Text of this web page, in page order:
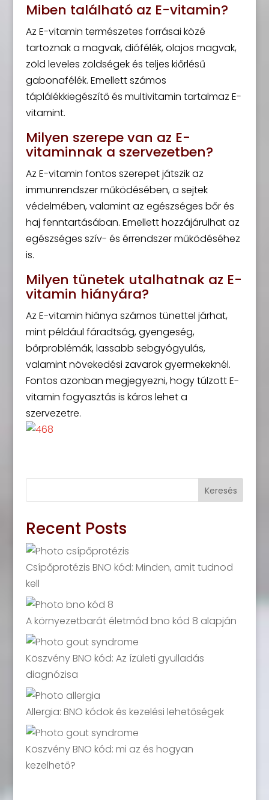
Miben található az E-vitamin?
Az E-vitamin természetes forrásai közé
tartoznak a magvak, diófélék, olajos magvak,
zöld leveles zöldségek és teljes kiőrlésű
gabonafélék. Emellett számos
táplálékkiegészítő és multivitamin tartalmaz E-
vitamint.
Milyen szerepe van az E-
vitaminnak a szervezetben?
Az E-vitamin fontos szerepet játszik az
immunrendszer működésében, a sejtek
védelmében, valamint az egészséges bőr és
haj fenntartásában. Emellett hozzájárulhat az
egészséges szív- és érrendszer működéséhez
is.
Milyen tünetek utalhatnak az E-
vitamin hiányára?
Az E-vitamin hiánya számos tünettel járhat,
mint például fáradtság, gyengeség,
bőrproblémák, lassabb sebgyógyulás,
valamint növekedési zavarok gyermekeknél.
Fontos azonban megjegyezni, hogy túlzott E-
vitamin fogyasztás is káros lehet a
szervezetre.
Keresés
Recent Posts
Csípőprotézis BNO kód: Minden, amit tudnod
kell
A környezetbarát életmód bno kód 8 alapján
Köszvény BNO kód: Az ízületi gyulladás
diagnózisa
Allergia: BNO kódok és kezelési lehetőségek
Köszvény BNO kód: mi az és hogyan
kezelhető?